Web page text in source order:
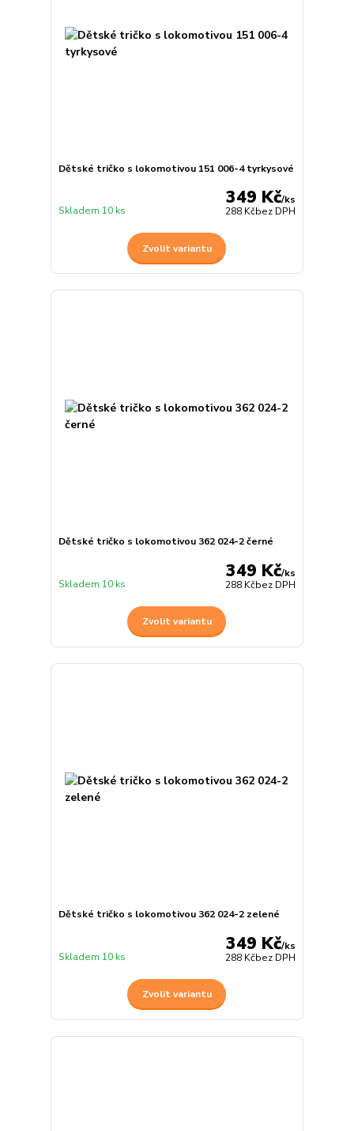
Dětské tričko s lokomotivou 151 006-4 tyrkysové
349 Kč/ks
288 Kčbez DPH
Skladem 10 ks
Zvolit variantu
Dětské tričko s lokomotivou 362 024-2 černé
349 Kč/ks
288 Kčbez DPH
Skladem 10 ks
Zvolit variantu
Dětské tričko s lokomotivou 362 024-2 zelené
349 Kč/ks
288 Kčbez DPH
Skladem 10 ks
Zvolit variantu